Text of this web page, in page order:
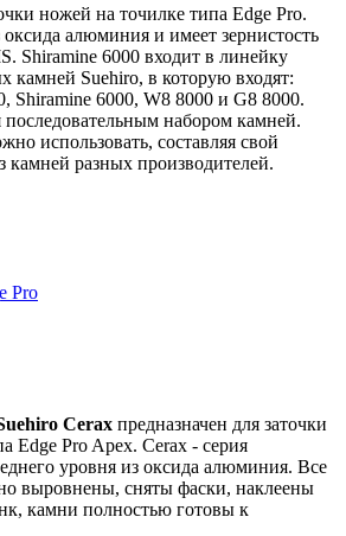
ножей на точилке типа Edge Pro.
оксида алюминия и имеет зернистость
Shiramine 6000 входит в линейку
камней Suehiro, в которую входят:
Shiramine 6000, W8 8000 и G8 8000.
последовательным набором камней.
использовать, составляя свой
камней разных производителей.
Pro
Cerax предназначен для заточки
Edge Pro Apex. Cerax - серия
уровня из оксида алюминия. Все
выровнены, сняты фаски, наклеены
камни полностью готовы к